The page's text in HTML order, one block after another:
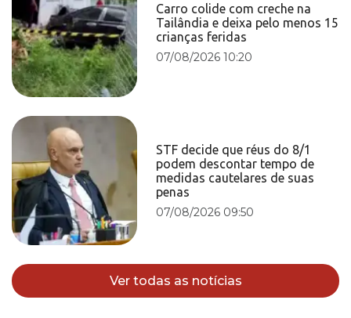
Carro colide com creche na
Tailândia e deixa pelo menos 15
crianças feridas
07/08/2026 10:20
STF decide que réus do 8/1
podem descontar tempo de
medidas cautelares de suas
penas
07/08/2026 09:50
Ver todas as notícias